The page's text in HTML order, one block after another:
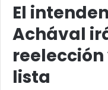
El
Achával
reelección
lista